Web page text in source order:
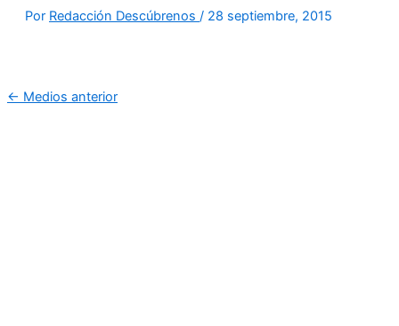
Por Redacción Descúbrenos / 28 septiembre, 2015
← Medios anterior